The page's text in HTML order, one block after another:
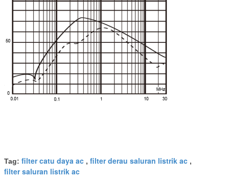
Tag: filter catu daya ac , filter derau saluran listrik ac ,
filter saluran listrik ac